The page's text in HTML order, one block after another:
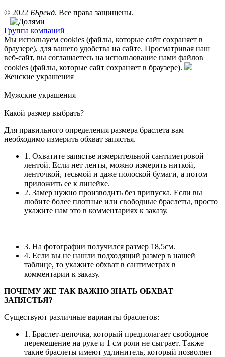
© 2022 ББренд. Все права защищены.
Группа компаний
Мы используем cookies (файлы, которые сайт сохраняет в
браузере), для вашего удобства на сайте. Просматривая наш
веб-сайт, вы соглашаетесь на использование нами файлов
cookies (файлы, которые сайт сохраняет в браузере).
Женские украшения
Мужские украшения
Какой размер выбрать?
Для правильного определения размера браслета вам
необходимо измерить обхват запястья.
1. Охватите запястье измерительной сантиметровой
лентой. Если нет ленты, можно измерить ниткой,
ленточкой, тесьмой и даже полоской бумаги, а потом
приложить ее к линейке.
2. Замер нужно производить без припуска. Если вы
любите более плотные или свободные браслеты, просто
укажите нам это в комментариях к заказу.
3. На фотографии получился размер 18,5см.
4. Если вы не нашли подходящий размер в нашей
таблице, то укажите обхват в сантиметрах в
комментарии к заказу.
ПОЧЕМУ ЖЕ ТАК ВАЖНО ЗНАТЬ ОБХВАТ
ЗАПЯСТЬЯ?
Существуют различные варианты браслетов:
1. Браслет-цепочка, который предполагает свободное
перемещение на руке и 1 см роли не сыграет. Также
такие браслеты имеют удлинитель, который позволяет